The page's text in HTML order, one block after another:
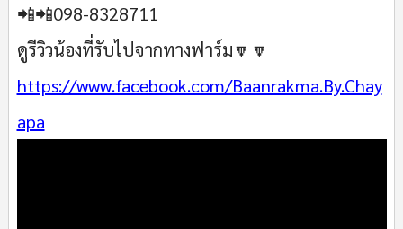
📲📲098-8328711
ดูรีวิวน้องที่รับไปจากทางฟาร์ม🔽🔽
https://www.facebook.com/Baanrakma.By.Chay
apa